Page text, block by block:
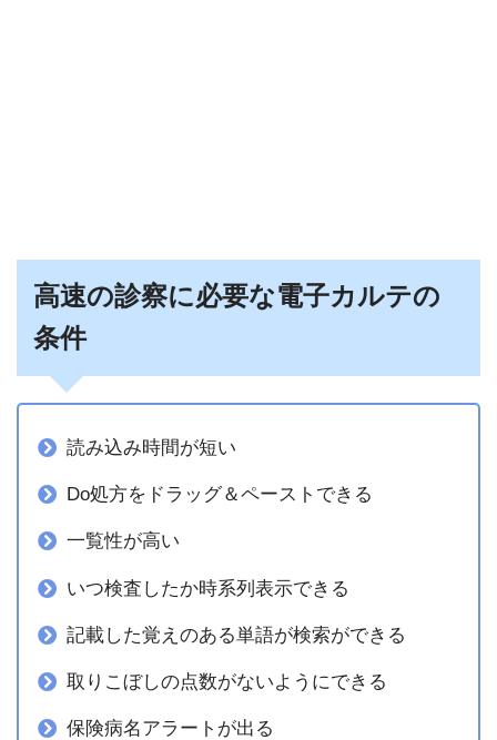
高速の診察に必要な電子カルテの
条件
読み込み時間が短い
Do処方をドラッグ＆ペーストできる
一覧性が高い
いつ検査したか時系列表示できる
記載した覚えのある単語が検索ができる
取りこぼしの点数がないようにできる
保険病名アラートが出る